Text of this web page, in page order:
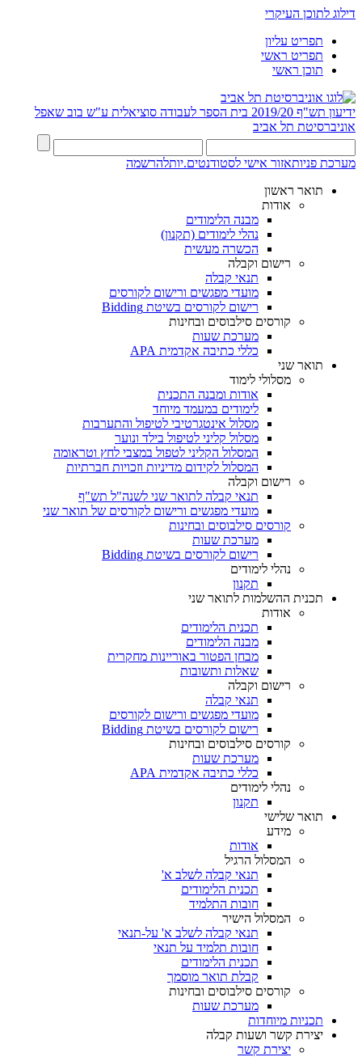
דילוג לתוכן העיקרי
תפריט עליון
תפריט ראשי
תוכן ראשי
ידיעון תש"ף 2019/20
בית הספר לעבודה סוציאלית ע"ש בוב שאפל
אוניברסיטת תל אביב
מערכת פניותאזור אישי לסטודנטים.יותלהרשמה
תואר ראשון
אודות
מבנה הלימודים
נהלי לימודים (תקנון)
הכשרה מעשית
רישום וקבלה
תנאי קבלה
מועדי מפגשים ורישום לקורסים
רישום לקורסים בשיטת Bidding
קורסים סילבוסים ובחינות
מערכת שעות
כללי כתיבה אקדמית APA
תואר שני
מסלולי לימוד
אודות ומבנה התכנית
לימודים במעמד מיוחד
מסלול אינטגרטיבי לטיפול והתערבות
מסלול קליני לטיפול בילד ונוער
המסלול הקליני לטפול במצבי לחץ וטראומה
המסלול לקידום מדיניות וזכויות חברתיות
רישום וקבלה
תנאי קבלה לתואר שני לשנה"ל תש"ף
מועדי מפגשים ורישום לקורסים של תואר שני
קורסים סילבוסים ובחינות
מערכת שעות
רישום לקורסים בשיטת Bidding
נהלי לימודים
תקנון
תכנית ההשלמות לתואר שני
אודות
תכנית הלימודים
מבנה הלימודים
מבחן הפטור באוריינות מחקרית
שאלות ותשובות
רישום וקבלה
תנאי קבלה
מועדי מפגשים ורישום לקורסים
רישום לקורסים בשיטת Bidding
קורסים סילבוסים ובחינות
מערכת שעות
כללי כתיבה אקדמית APA
נהלי לימודים
תקנון
תואר שלישי
מידע
אודות
המסלול הרגיל
תנאי קבלה לשלב א'
תכנית הלימודים
חובות התלמיד
המסלול הישיר
תנאי קבלה לשלב א' על-תנאי
חובות תלמיד על תנאי
תכנית הלימודים
קבלת תואר מוסמך
קורסים סילבוסים ובחינות
מערכת שעות
תכניות מיוחדות
יצירת קשר ושעות קבלה
יצירת קשר